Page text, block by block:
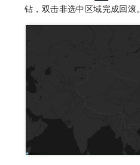
钻，双击非选中区域完成回滚。